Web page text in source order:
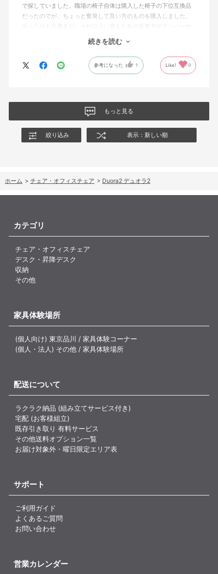
で探していました。職場の椅子自体は購入した椅子の下位互換品
だったのでが、ちょっと奮発して良い方のものを購入しました。
ゆったりも出来るが、それ以上に背もたれの反発力やランバーサ
ポートを突き出したり出来るので、モニターに向かわす方にも力
が入っていて仕事をするにはすごく良い椅子でした。
続きを読む
参考になった 1 Like! 0
もっと見る
絞り込み 表示：新しい順
ホーム > チェア・オフィスチェア > Duora2 デュオラ2
カテゴリ
チェア・オフィスチェア
デスク・昇降デスク
収納
その他
家具体験場所
(個人向け) 東京品川 / 家具体験コーナー
(個人・法人) その他 / 家具体験場所
配送について
ラクラク納品 (組み立てサービス付き)
宅配 (お客様組立)
既存引き取り 有料サービス
その他送料オプション一覧
お届け対象外・曜日限定エリア表
サポート
ご利用ガイド
よくあるご質問
お問い合わせ
営業カレンダー